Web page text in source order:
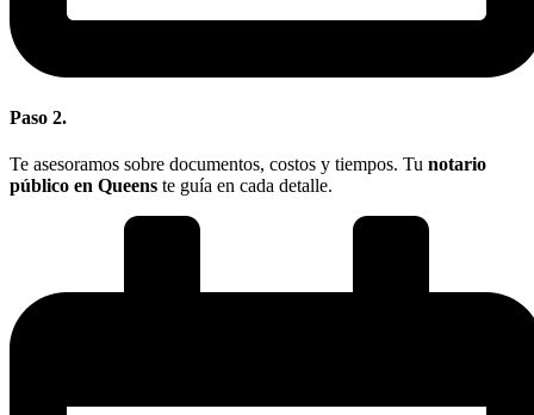
Paso 2.
Te asesoramos sobre documentos, costos y tiempos. Tu notario
público en Queens te guía en cada detalle.